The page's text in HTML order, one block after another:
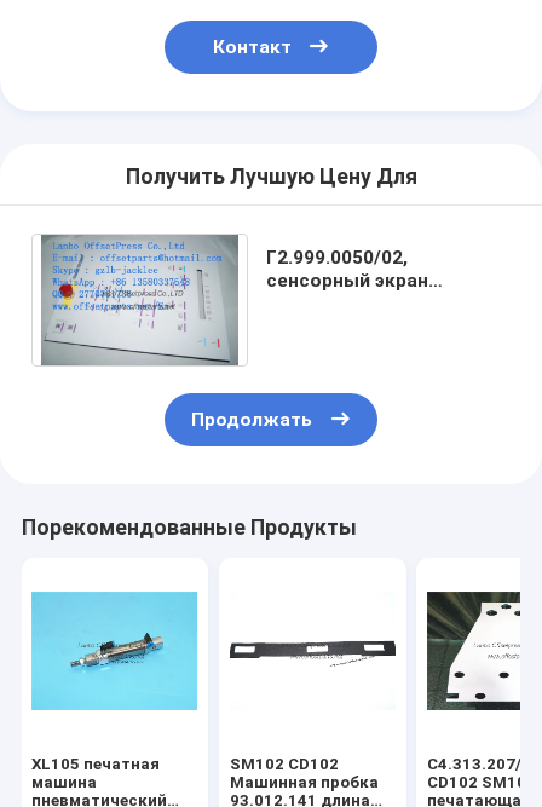
Контакт
Получить Лучшую Цену Для
Г2.999.0050/02,
сенсорный экран
Продолжать
Порекомендованные Продукты
XL105 печатная
машина
пневматический
SM102 CD102
Машинная пробка
93.012.141 длина
С4.313.207/06
CD102 SM102
печатающая